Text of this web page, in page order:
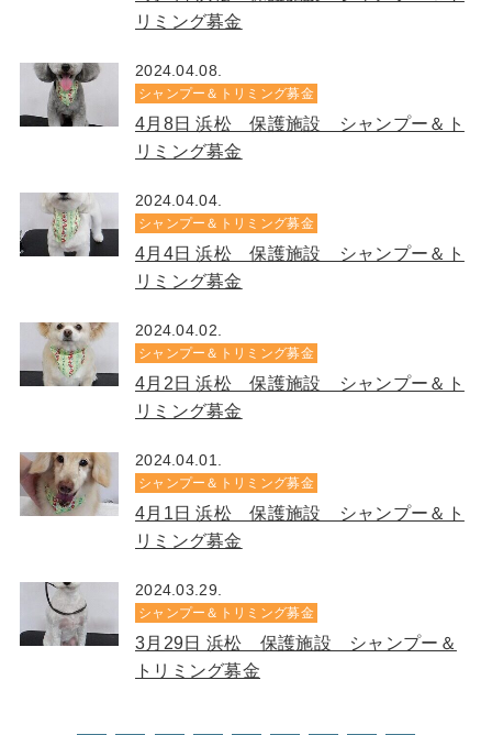
リミング募金
2024.04.08.
シャンプー＆トリミング募金
4月8日 浜松 保護施設 シャンプー＆ト
リミング募金
2024.04.04.
シャンプー＆トリミング募金
4月4日 浜松 保護施設 シャンプー＆ト
リミング募金
2024.04.02.
シャンプー＆トリミング募金
4月2日 浜松 保護施設 シャンプー＆ト
リミング募金
2024.04.01.
シャンプー＆トリミング募金
4月1日 浜松 保護施設 シャンプー＆ト
リミング募金
2024.03.29.
シャンプー＆トリミング募金
3月29日 浜松 保護施設 シャンプー＆
トリミング募金